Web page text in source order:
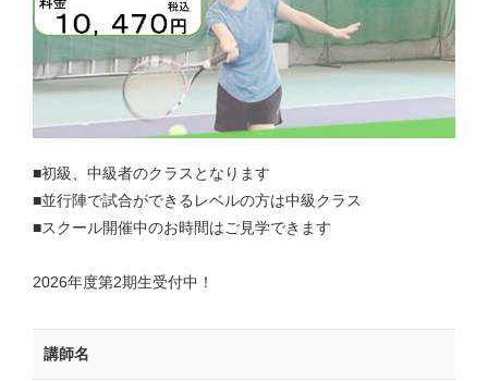
■初級、中級者のクラスとなります
■並行陣で試合ができるレベルの方は中級クラス
■スクール開催中のお時間はご見学できます
2026年度第2期生受付中！
講師名